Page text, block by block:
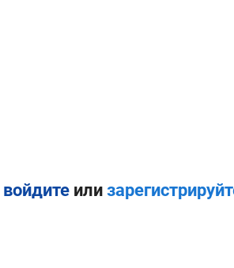
войдитеили